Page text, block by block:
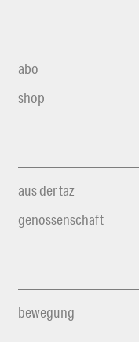
abo
shop
aus der taz
genossenschaft
bewegung